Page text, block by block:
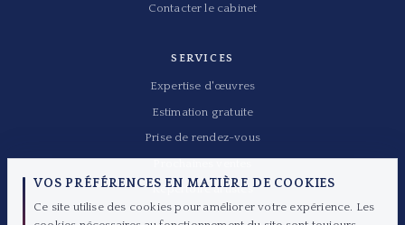
Contacter le cabinet
SERVICES
Expertise d'œuvres
Estimation gratuite
Prise de rendez-vous
Prochaines ventes
Répertoire artistes
VOS PRÉFÉRENCES EN MATIÈRE DE COOKIES
Ce site utilise des cookies pour améliorer votre expérience. Les